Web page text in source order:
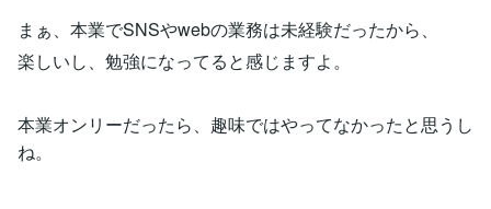
まぁ、本業でSNSやwebの業務は未経験だったから、
楽しいし、勉強になってると感じますよ。
本業オンリーだったら、趣味ではやってなかったと思うし
ね。